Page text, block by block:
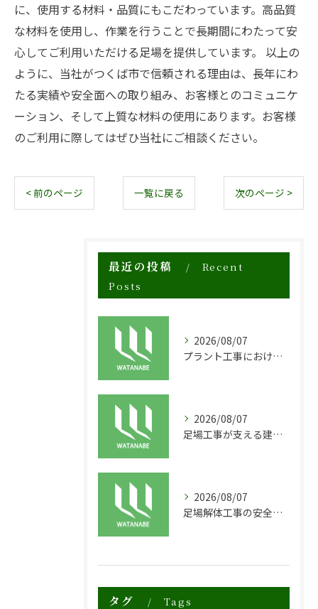
に、使用する材料・品質にもこだわっています。高品質
な材料を使用し、作業を行うことで長期間にわたって安
心してご利用いただける足場を提供しています。 以上の
ように、当社がつくば市で信頼される理由は、長年にわ
たる実績や安全面への取り組み、お客様とのコミュニケ
ーション、そして上質な材料の使用にあります。お客様
のご利用に際してはぜひ当社にご相談ください。
< 前のページ 一覧に戻る 次のページ >
最近の投稿
Recent
Posts
2026/08/07
プラント工事における足場工事の安全対策と施工の重要性
2026/08/07
足場工事が支える建物の長寿命化と外装塗装の重要性
2026/08/07
足場解体工事の安全性と効率化のポイント
タグ Tags